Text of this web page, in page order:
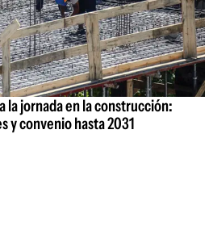
la jornada en la construcción:
y convenio hasta 2031